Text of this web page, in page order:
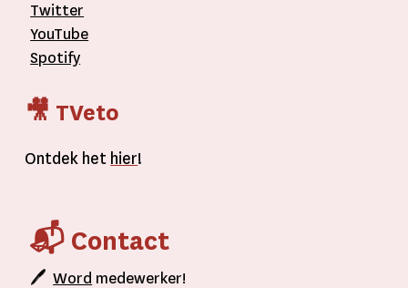
Twitter
YouTube
Spotify
🎥 TVeto
Ontdek het hier!
📬 Contact
🖊Word medewerker!